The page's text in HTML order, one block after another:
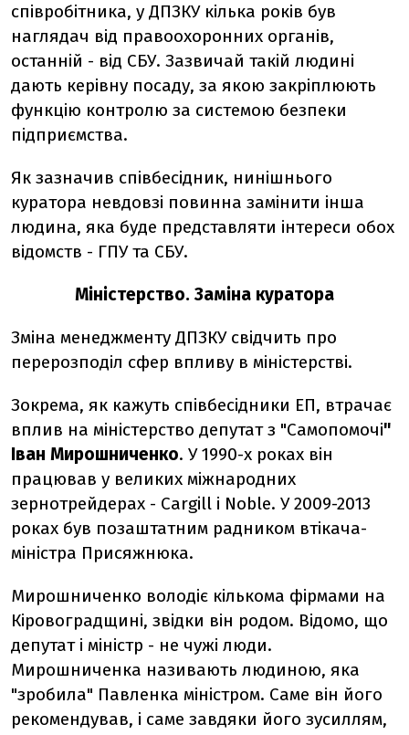
співробітника, у ДПЗКУ кілька років був
наглядач від правоохоронних органів,
останній - від СБУ. Зазвичай такій людині
дають керівну посаду, за якою закріплюють
функцію контролю за системою безпеки
підприємства.
Як зазначив співбесідник, нинішнього
куратора невдовзі повинна замінити інша
людина, яка буде представляти інтереси обох
відомств - ГПУ та СБУ.
Міністерство. Заміна куратора
Зміна менеджменту ДПЗКУ свідчить про
перерозподіл сфер впливу в міністерстві.
Зокрема, як кажуть співбесідники ЕП, втрачає
вплив на міністерство депутат з "Самопомочі"
Іван Мирошниченко. У 1990-х роках він
працював у великих міжнародних
зернотрейдерах - Cargill і Noble. У 2009-2013
роках був позаштатним радником втікача-
міністра Присяжнюка.
Мирошниченко володіє кількома фірмами на
Кіровоградщині, звідки він родом. Відомо, що
депутат і міністр - не чужі люди.
Мирошниченка називають людиною, яка
"зробила" Павленка міністром. Саме він його
рекомендував, і саме завдяки його зусиллям,